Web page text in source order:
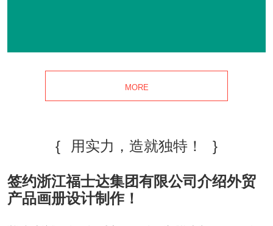
MORE
{ 用实力，造就独特！ }
签约浙江福士达集团有限公司介绍外贸
产品画册设计制作！